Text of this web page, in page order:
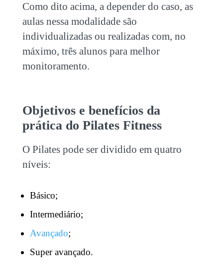
Como dito acima, a depender do caso, as
aulas nessa modalidade são
individualizadas ou realizadas com, no
máximo, três alunos para melhor
monitoramento.
Objetivos e benefícios da
prática do Pilates Fitness
O Pilates pode ser dividido em quatro
níveis:
Básico;
Intermediário;
Avançado;
Super avançado.